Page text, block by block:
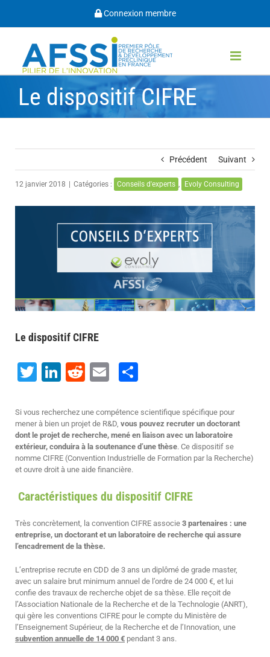
contenu
Connexion membre
Le dispositif CIFRE
Précédent Suivant
12 janvier 2018 Catégories : Conseils d'experts , Evoly Consulting
Le dispositif CIFRE
Twitter
LinkedIn
RedditEmail
Si vous recherchez une compétence scientifique spécifique pour
mener à bien un projet de R&D, vous pouvez recruter un doctorant
dont le projet de recherche, mené en liaison avec un laboratoire
extérieur, conduira à la soutenance d’une thèse. Ce dispositif se
nomme CIFRE (Convention Industrielle de Formation par la Recherche)
et ouvre droit à une aide financière.
Caractéristiques du dispositif CIFRE
Très concrètement, la convention CIFRE associe 3 partenaires : une
entreprise, un doctorant et un laboratoire de recherche qui assure
l’encadrement de la thèse.
L’entreprise recrute en CDD de 3 ans un diplômé de grade master,
avec un salaire brut minimum annuel de l’ordre de 24 000 €, et lui
confie des travaux de recherche objet de sa thèse. Elle reçoit de
l’Association Nationale de la Recherche et de la Technologie (ANRT),
qui gère les conventions CIFRE pour le compte du Ministère de
l’Enseignement Supérieur, de la Recherche et de l’Innovation, une
subvention annuelle de 14 000 € pendant 3 ans.